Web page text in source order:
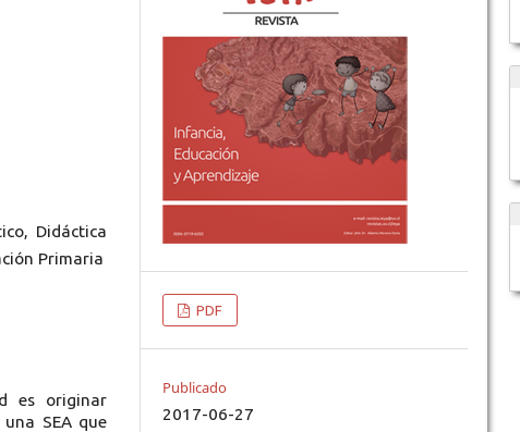
Didáctica
Primaria
es originar
SEA que
PDF
Publicado
2017-06-27